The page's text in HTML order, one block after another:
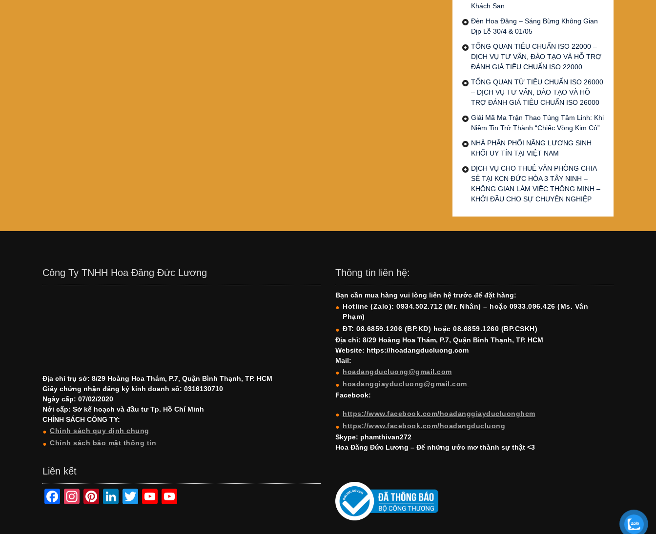
Khách Sạn
Đèn Hoa Đăng – Sáng Bừng Không Gian
Dịp Lễ 30/4 & 01/05
TỔNG QUAN TIÊU CHUẨN ISO 22000 –
DỊCH VỤ TƯ VẤN, ĐÀO TẠO VÀ HỖ TRỢ
ĐÁNH GIÁ TIÊU CHUẨN ISO 22000
TỔNG QUAN TỪ TIÊU CHUẨN ISO 26000
– DỊCH VỤ TƯ VẤN, ĐÀO TẠO VÀ HỖ
TRỢ ĐÁNH GIÁ TIÊU CHUẨN ISO 26000
Giải Mã Ma Trận Thao Túng Tâm Linh: Khi
Niềm Tin Trở Thành “Chiếc Vòng Kim Cô”
NHÀ PHÂN PHỐI NĂNG LƯỢNG SINH
KHỐI UY TÍN TẠI VIỆT NAM
DỊCH VỤ CHO THUÊ VĂN PHÒNG CHIA
SẺ TẠI KCN ĐỨC HÒA 3 TÂY NINH –
KHÔNG GIAN LÀM VIỆC THÔNG MINH –
KHỞI ĐẦU CHO SỰ CHUYÊN NGHIỆP
Công Ty TNHH Hoa Đăng Đức Lương
Địa chỉ trụ sở: 8/29 Hoàng Hoa Thám, P.7, Quận Bình Thạnh, TP. HCM
Giấy chứng nhận đăng ký kinh doanh số: 0316130710
Ngày cấp: 07/02/2020
Nới cấp: Sở kế hoạch và đầu tư Tp. Hồ Chí Minh
CHÍNH SÁCH CÔNG TY:
Chính sách quy định chung
Chính sách bảo mật thông tin
Liên kết
F
In
Pi
Li
T
Y
Thông tin liên hệ:
Bạn cần mua hàng vui lòng liên hệ trước để đặt hàng:
Hotline (Zalo): 0934.502.712 (Mr. Nhân) – hoặc 0933.096.426 (Ms. Vân
Phạm)
ĐT: 08.6859.1206 (BP.KD) hoặc 08.6859.1260 (BP.CSKH)
Địa chỉ: 8/29 Hoàng Hoa Thám, P.7, Quận Bình Thạnh, TP. HCM
Website: https://hoadangducluong.com
Mail:
hoadangducluong@gmail.com
hoadanggiayducluong@gmail.com
Facebook:
https://www.facebook.com/hoadanggiayducluonghcm
https://www.facebook.com/hoadangducluong
Skype: phamthivan272
Hoa Đăng Đức Lương – Để những ước mơ thành sự thật <3